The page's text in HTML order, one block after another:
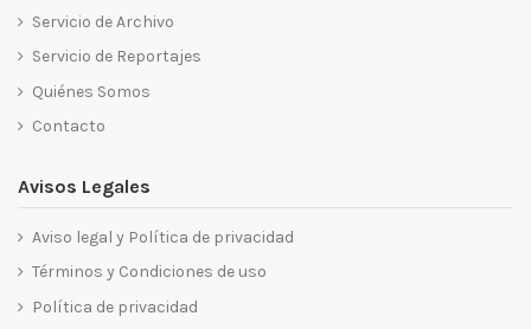
Servicio de Archivo
Servicio de Reportajes
Quiénes Somos
Contacto
Avisos Legales
Aviso legal y Política de privacidad
Términos y Condiciones de uso
Política de privacidad